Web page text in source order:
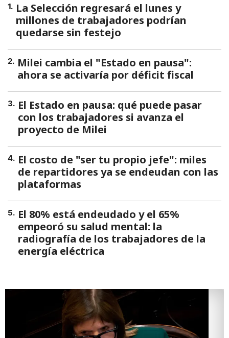
1. La Selección regresará el lunes y
millones de trabajadores podrían
quedarse sin festejo
2. Milei cambia el "Estado en pausa":
ahora se activaría por déficit fiscal
3. El Estado en pausa: qué puede pasar
con los trabajadores si avanza el
proyecto de Milei
4. El costo de "ser tu propio jefe": miles
de repartidores ya se endeudan con las
plataformas
5. El 80% está endeudado y el 65%
empeoró su salud mental: la
radiografía de los trabajadores de la
energía eléctrica